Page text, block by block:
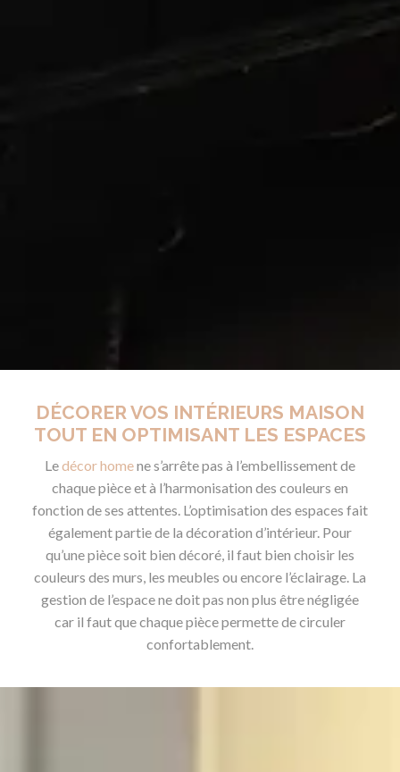
DÉCORER VOS INTÉRIEURS MAISON
TOUT EN OPTIMISANT LES ESPACES
Ledécor homene s’arrête pas à l’embellissement de
chaque pièce et à l’harmonisation des couleurs en
fonction de ses attentes. L’optimisation des espaces fait
également partie de la décoration d’intérieur. Pour
qu’une pièce soit bien décoré, il faut bien choisir les
couleurs des murs, les meubles ou encore l’éclairage. La
gestion de l’espace ne doit pas non plus être négligée
car il faut que chaque pièce permette de circuler
confortablement.